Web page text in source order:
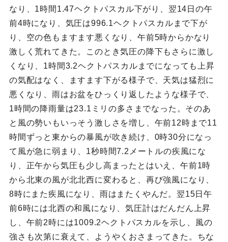
なり、1時間1.47ヘクトパスカル下がり、翌14日の午
前4時になり、気圧は996.1ヘクトパスカルまで下が
り、空の色もますます悪くなり、午前5時からかなり
激しく荒れてきた。このとき気圧の降下もさらに激し
くなり、1時間3.2ヘクトパスカルまでになっても上昇
の気配はなく、ますます下がる様子で、天気は猛烈に
悪くなり、雨はお盆をひっくり返したような様子で、
1時間の降雨量は23.1ミリの多さまでなった。そのあ
と風の勢いもいっそう激しさを増し、午前12時まで11
時間ずっと東からの暴風が吹き続け、0時30分になっ
て風が急に弱まり、1秒時間7.2メートルの疾風にな
り、正午から気圧も少し高まったとはいえ、午前1時
から北東の風が北北西に変わると、再び強風になり、
8時にまた疾風になり、雨はまたくやんだ。翌15日午
前6時には北西の和風になり、気圧計はだんだん上昇
し、午前2時には1009.2ヘクトパスカルを示し、風の
強さも次第に衰えて、ようやくおさまってきた。ちな